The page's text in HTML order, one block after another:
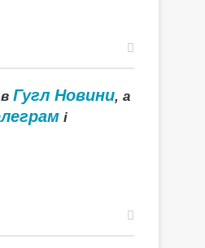
вГугл Новини, а
і